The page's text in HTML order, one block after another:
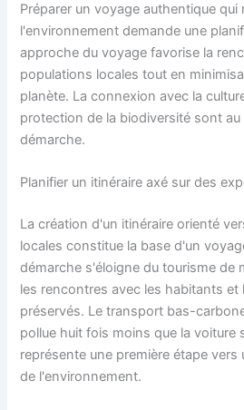
Préparer un voyage authentique qui
l'environnement demande une
approche du voyage favorise la
populations locales tout en
planète. La connexion avec la
protection de la biodiversité sont
démarche.
Planifier un itinéraire axé sur des
La création d'un itinéraire orienté
locales constitue la base d'un
démarche s'éloigne du tourisme de
les rencontres avec les habitants et
préservés. Le transport bas-
pollue huit fois moins que la voiture
représente une première étape
de l'environnement.